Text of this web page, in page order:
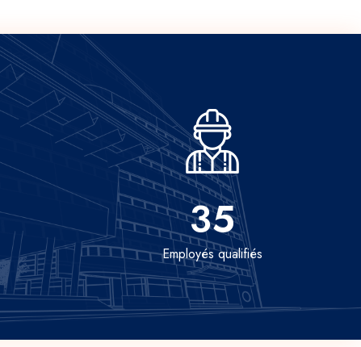
35
Employés qualifiés